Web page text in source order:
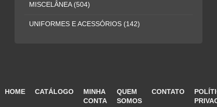
MISCELÂNEA (504)
UNIFORMES E ACESSÓRIOS (142)
HOME CATÁLOGO
MINHA
CONTA
QUEM
SOMOS
CONTATO